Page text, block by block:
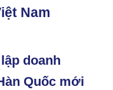
Nam
doanh
Quốc mới